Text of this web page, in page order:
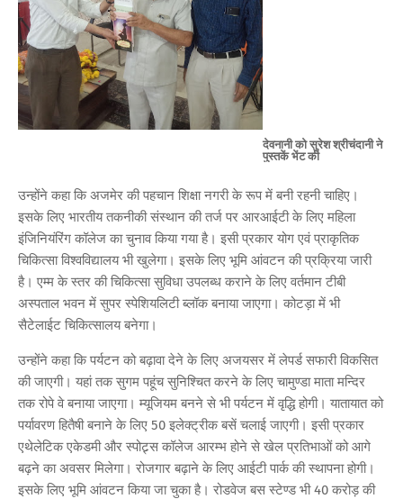
देवनानी को सुरेश श्रीचंदानी ने
पुस्तकें भेंट की
उन्होंने कहा कि अजमेर की पहचान शिक्षा नगरी के रूप में बनी रहनी चाहिए।
इसके लिए भारतीय तकनीकी संस्थान की तर्ज पर आरआईटी के लिए महिला
इंजिनियंरिंग कॉलेज का चुनाव किया गया है। इसी प्रकार योग एवं प्राकृतिक
चिकित्सा विश्वविद्यालय भी खुलेगा। इसके लिए भूमि आंवटन की प्रक्रिया जारी
है। एम्म के स्तर की चिकित्सा सुविधा उपलब्ध कराने के लिए वर्तमान टीबी
अस्पताल भवन में सुपर स्पेशियलिटी ब्लॉक बनाया जाएगा। कोटड़ा में भी
सैटेलाईट चिकित्सालय बनेगा।
उन्होंने कहा कि पर्यटन को बढ़ावा देने के लिए अजयसर में लेपर्ड सफारी विकसित
की जाएगी। यहां तक सुगम पहूंच सुनिश्चित करने के लिए चामुण्डा माता मन्दिर
तक रोपे वे बनाया जाएगा। म्यूजियम बनने से भी पर्यटन में वृद्धि होगी। यातायात को
पर्यावरण हितैषी बनाने के लिए 50 इलेक्ट्रीक बसें चलाई जाएगी। इसी प्रकार
एथेलेटिक एकेडमी और स्पोट्र्स कॉलेज आरम्भ होने से खेल प्रतिभाओं को आगे
बढ़ने का अवसर मिलेगा। रोजगार बढ़ाने के लिए आईटी पार्क की स्थापना होगी।
इसके लिए भूमि आंवटन किया जा चुका है। रोडवेज बस स्टेण्ड भी 40 करोड़ की